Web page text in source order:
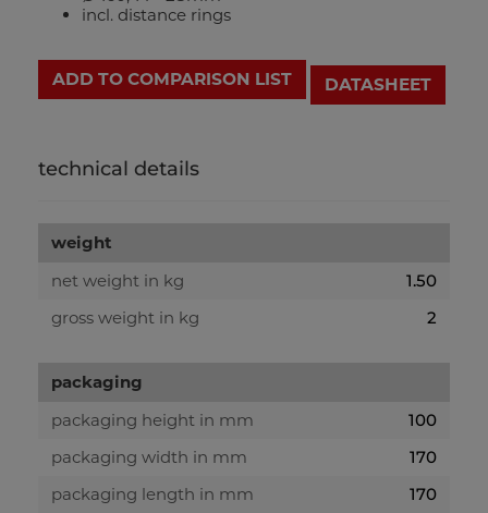
incl. distance rings
ADD TO COMPARISON LIST DATASHEET
technical details
weight
net weight in kg
1.50
gross weight in kg
2
packaging
packaging height in mm
100
packaging width in mm
170
packaging length in mm
170